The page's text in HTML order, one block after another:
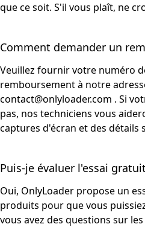
que ce soit. S'il vous plaît, ne
Comment demander un
Veuillez fournir votre numéro
remboursement à notre
contact@onlyloader.com . Si
pas, nos techniciens vous
captures d'écran et des détails
Puis-je évaluer l'essai
Oui, OnlyLoader propose un
produits pour que vous
vous avez des questions sur